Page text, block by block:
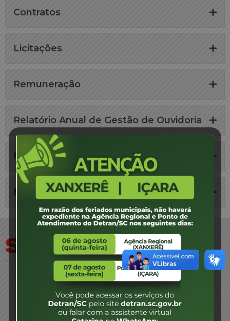
Contratos
Licitações
Remuneração
Relatório Anual de Gestão de Ouvidoria
Portal da Transparência
Estatísticas